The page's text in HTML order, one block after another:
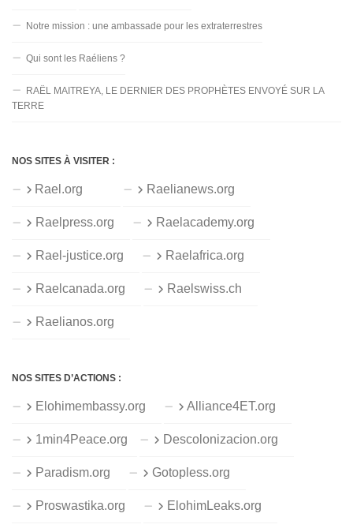
Notre mission : une ambassade pour les extraterrestres
Qui sont les Raéliens ?
RAËL MAITREYA, LE DERNIER DES PROPHÈTES ENVOYÉ SUR LA
TERRE
NOS SITES À VISITER :
Rael.org Raelianews.org
Raelpress.org Raelacademy.org
Rael-justice.org Raelafrica.org
Raelcanada.org Raelswiss.ch
Raelianos.org
NOS SITES D’ACTIONS :
Elohimembassy.org Alliance4ET.org
1min4Peace.org Descolonizacion.org
Paradism.org Gotopless.org
Proswastika.org ElohimLeaks.org